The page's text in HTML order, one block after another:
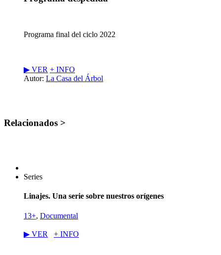
Programa final del ciclo 2022
▶︎ VER + INFO
Autor: La Casa del Árbol
Relacionados >
Series
Linajes. Una serie sobre nuestros orígenes
13+, Documental
▶︎ VER + INFO